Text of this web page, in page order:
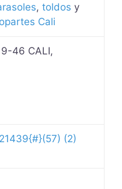
, toldos y
Cali
46 CALI,
(2)